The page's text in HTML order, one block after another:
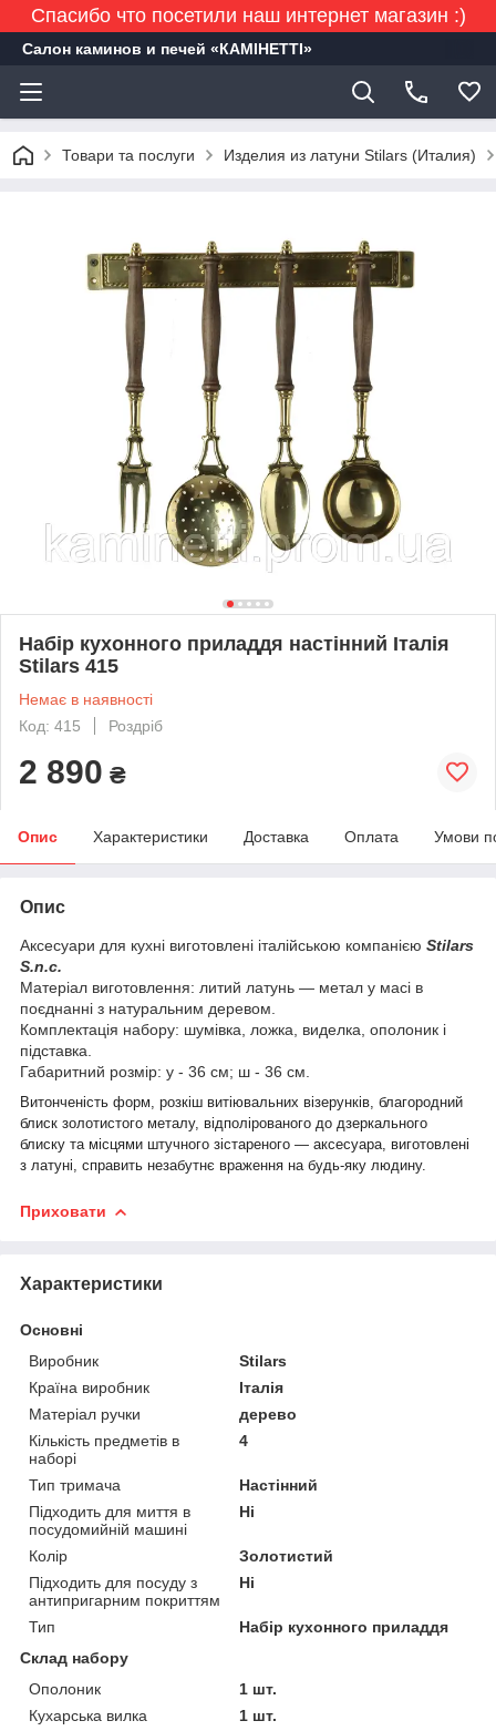
Спасибо что посетили наш интернет магазин :)
Салон каминов и печей «КАМІНЕТТІ»
Товари та послуги Изделия из латуни Stilars (Италия)
Набір кухонного приладдя настінний Італія
Stilars 415
Немає в наявності
Код: 415
Роздріб
2 890 ₴
Опис Характеристики Доставка Оплата Умови
Опис
Аксесуари для кухні виготовлені італійською компанією Stilars
S.n.c.
Матеріал виготовлення: литий латунь — метал у масі в
поєднанні з натуральним деревом.
Комплектація набору: шумівка, ложка, виделка, ополоник і
підставка.
Габаритний розмір: у - 36 см; ш - 36 см.
Витонченість форм, розкіш витіювальних візерунків, благородний
блиск золотистого металу, відполірованого до дзеркального
блиску та місцями штучного зістареного — аксесуара, виготовлені
з латуні, справить незабутнє враження на будь-яку людину.
Приховати
Характеристики
Основні
Виробник
Stilars
Країна виробник
Італія
Матеріал ручки
дерево
Кількість предметів в
наборі
4
Тип тримача
Настінний
Підходить для миття в
посудомийній машині
Ні
Колір
Золотистий
Підходить для посуду з
антипригарним покриттям
Ні
Тип
Набір кухонного приладдя
Склад набору
Ополоник
1 шт.
Кухарська вилка
1 шт.